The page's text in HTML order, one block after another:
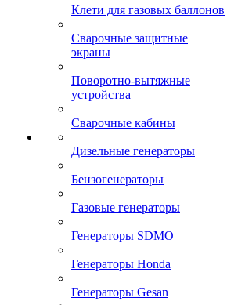
Клети для газовых баллонов
Сварочные защитные
экраны
Поворотно-вытяжные
устройства
Сварочные кабины
Дизельные генераторы
Бензогенераторы
Газовые генераторы
Генераторы SDMO
Генераторы Honda
Генераторы Gesan